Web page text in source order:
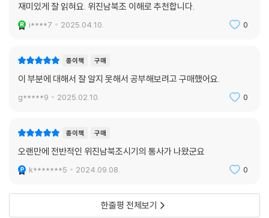
재미있게 잘 읽혀요. 위진남북조 이해로 추천합니다.
i****7 2025.04.10. 0
종이책 구매
이 부분에 대해서 잘 알지 못해서 공부해보려고 구매했어요.
g*****9 2025.02.10. 0
종이책 구매
오랜만에 전반적인 위진남북조시기의 통사가 나왔군요
k*******5 2024.09.08. 0
한줄평 전체보기